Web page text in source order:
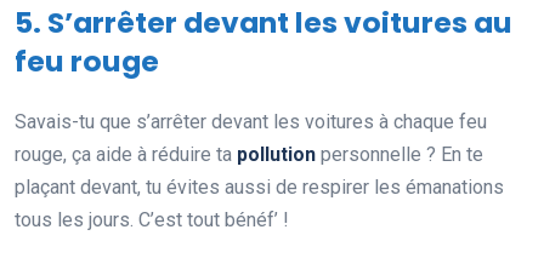
5. S’arrêter devant les voitures au
feu rouge
Savais-tu que s’arrêter devant les voitures à chaque feu
rouge, ça aide à réduire ta pollution personnelle ? En te
plaçant devant, tu évites aussi de respirer les émanations
tous les jours. C’est tout bénéf’ !